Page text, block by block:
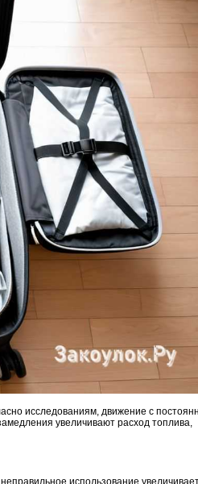
исследованиям, движение с
увеличивают расход топлива,
использование